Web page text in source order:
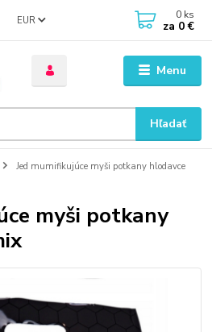
Menu
EUR
Hľadať
0 ks
za 0 €
Jed mumifikujúce myši potkany hlodavce
myši potkany